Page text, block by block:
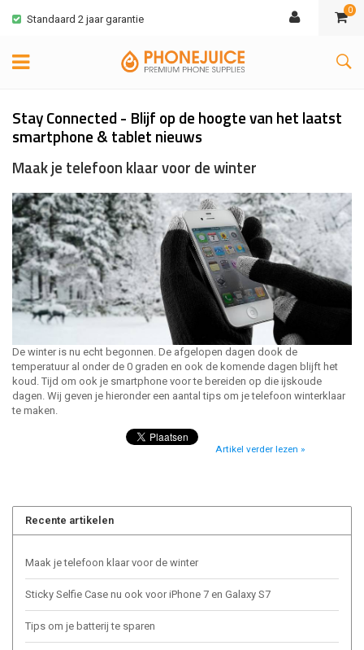
Standaard 2 jaar garantie
0
Stay Connected - Blijf op de hoogte van het laatst
smartphone & tablet nieuws
Maak je telefoon klaar voor de winter
De winter is nu echt begonnen. De afgelopen dagen dook de
temperatuur al onder de 0 graden en ook de komende dagen blijft het
koud. Tijd om ook je smartphone voor te bereiden op die ijskoude
dagen. Wij geven je hieronder een aantal tips om je telefoon winterklaar
te maken.
Artikel verder lezen »
Recente artikelen
Maak je telefoon klaar voor de winter
Sticky Selfie Case nu ook voor iPhone 7 en Galaxy S7
Tips om je batterij te sparen